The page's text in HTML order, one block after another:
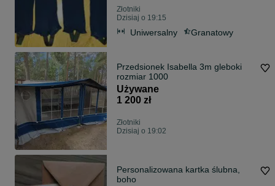
Złotniki
Dzisiaj o 19:15
Uniwersalny Granatowy
Przedsionek Isabella 3m gleboki
rozmiar 1000
Używane
1 200 zł
Złotniki
Dzisiaj o 19:02
Personalizowana kartka ślubna,
boho